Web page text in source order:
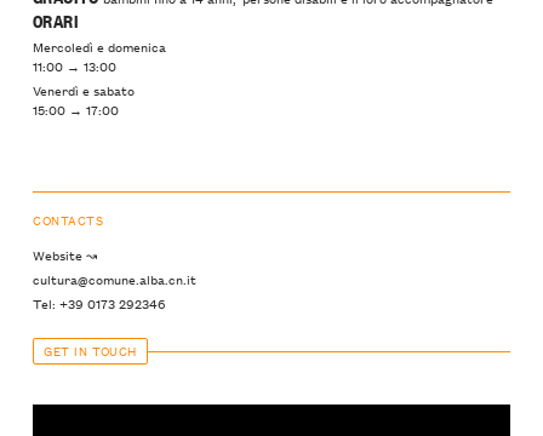
ORARI
Mercoledì e domenica
11:00 → 13:00
Venerdì e sabato
15:00 → 17:00
CONTACTS
Website ↝
cultura@comune.alba.cn.it
Tel: +39 0173 292346
GET IN TOUCH